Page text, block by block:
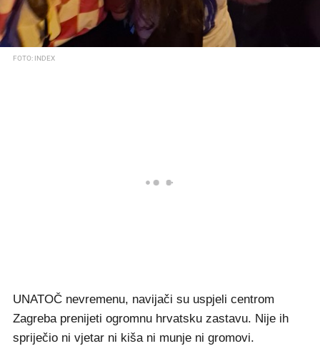
FOTO: INDEX
UNATOČ nevremenu, navijači su uspjeli centrom
Zagreba prenijeti ogromnu hrvatsku zastavu. Nije ih
spriječio ni vjetar ni kiša ni munje ni gromovi.